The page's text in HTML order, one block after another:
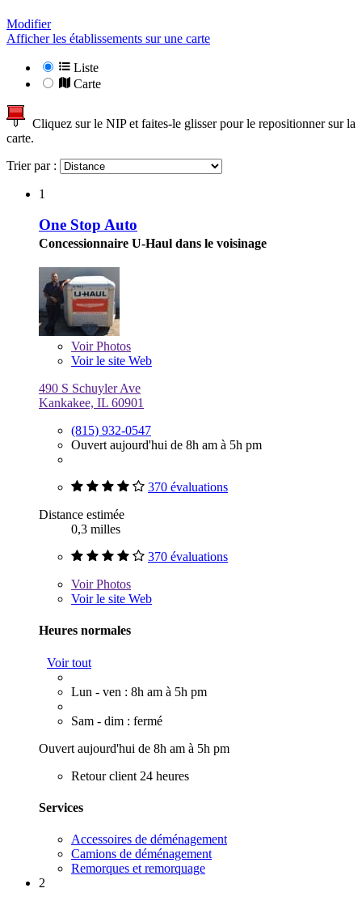
Modifier
Afficher les établissements sur une carte
Liste
Carte
Cliquez sur le NIP et faites-le glisser pour le repositionner sur la
carte.
Trier par :
1
One Stop Auto
Concessionnaire U-Haul dans le voisinage
VoirPhotos
Voir le site Web
490 S Schuyler Ave
Kankakee, IL 60901
(815) 932-0547
Ouvert aujourd'hui de 8h am à 5h pm
370 évaluations
Distance estimée
0,3 milles
370 évaluations
VoirPhotos
Voir le site Web
Heures normales
Voir tout
Lun - ven : 8h am à 5h pm
Sam - dim : fermé
Ouvert aujourd'hui de 8h am à 5h pm
Retour client 24 heures
Services
Accessoires de déménagement
Camions de déménagement
Remorques et remorquage
2